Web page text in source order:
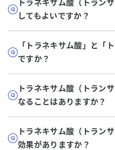
トラネキサム酸（トラン
してもよいですか？
「トラネキサム酸」と「
ですか？
トラネキサム酸（トラン
なることはありますか？
トラネキサム酸（トラン
効果がありますか？